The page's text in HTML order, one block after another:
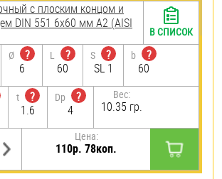
с плоским концом и
DIN 551 6х60 мм А2 (AISI
Ø
?
6
L
?
60
S
?
SL 1
b
?
60
t
?
1.6
Dp
?
4
Вес:
10.35 гр.
Цена:
110р. 78коп.
В СПИСОК